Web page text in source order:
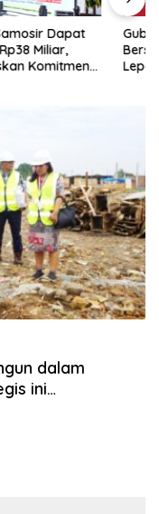
Sumatera Utara
Bupati Samosir
Peserta Lomba 100K
dalam
ini
menciptakan